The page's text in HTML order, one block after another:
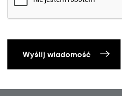
Wyślij wiadomość